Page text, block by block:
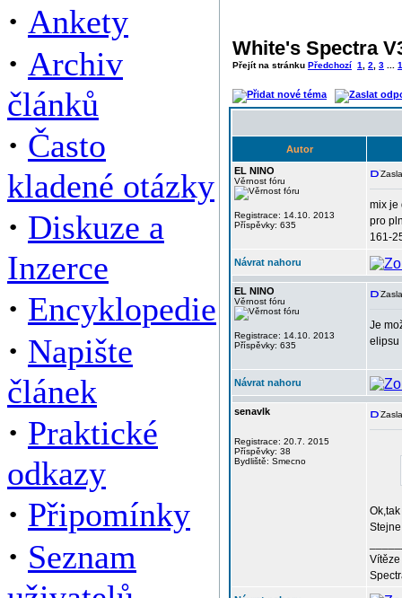
· Ankety
· Archiv
článků
· Často
kladené otázky
· Diskuze a
Inzerce
· Encyklopedie
· Napište
článek
· Praktické
odkazy
· Připomínky
· Seznam
White's Spectra
Přejít na stránku Předchozí 1 2 3
Autor
EL NINO
Věrnost fóru
Registrace: 14.10. 2013
Příspěvky: 635
mix je
pro
161-
Návrat nahoru
EL NINO
Věrnost fóru
Registrace: 14.10. 2013
Příspěvky: 635
Je
elipsu
Návrat nahoru
senavlk
Registrace: 20.7. 2015
Příspěvky: 38
Bydliště: Smecno